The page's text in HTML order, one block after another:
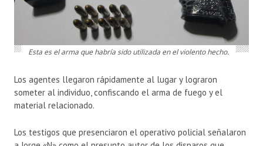
Esta es el arma que habría sido utilizada en el violento hecho.
Los agentes llegaron rápidamente al lugar y lograron
someter al individuo, confiscando el arma de fuego y el
material relacionado.
Los testigos que presenciaron el operativo policial señalaron